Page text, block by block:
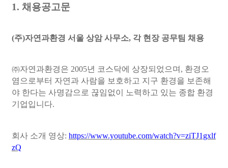
1. 채용공고문
(주)자연과환경 서울 상암 사무소, 각 현장 공무팀 채용
㈜자연과환경은 2005년 코스닥에 상장되었으며 , 환경오
염으로부터 자연과 사람을 보호하고 지구 환경을 보존해
야 한다는 사명감으로 끊임없이 노력하고 있는 종합 환경
기업입니다.
회사 소개 영상: https://www.youtube.com/watch?v=ziTJ1gxlf
zQ